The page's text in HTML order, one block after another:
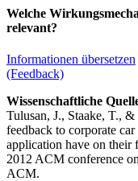
Welche
relevant?
Informationen übersetzen
(Feedback)
Wissenschaftliche
Tulusan, J., Staake, T.,
feedback to corporate
application have on their
2012 ACM conference
ACM.